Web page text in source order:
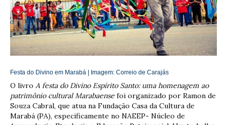
Festa do Divino em Marabá | Imagem: Correio de Carajás
O livro A festa do Divino Espírito Santo: uma homenagem ao
patrimônio cultural Marabaense foi organizado por Ramon de
Souza Cabral, que atua na Fundação Casa da Cultura de
Marabá (PA), especificamente no NAEEP- Núcleo de